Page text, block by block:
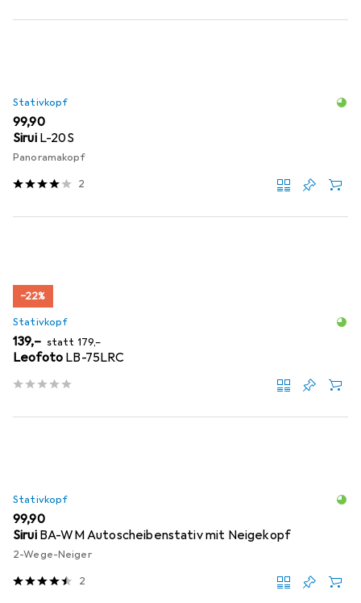
Stativkopf
EUR
99,90
Sirui L-20S
Panoramakopf
2
−22%
Stativkopf
EUR
139,– statt EUR
179,–
Leofoto LB-75LRC
Stativkopf
EUR
99,90
Sirui BA-WM Autoscheibenstativ mit Neigekopf
2-Wege-Neiger
2